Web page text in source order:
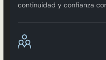
continuidad y confianza